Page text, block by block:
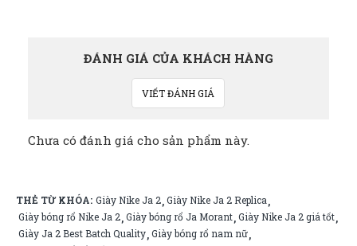
ĐÁNH GIÁ CỦA KHÁCH HÀNG
VIẾT ĐÁNH GIÁ
Chưa có đánh giá cho sản phẩm này.
THẺ TỪ KHÓA: Giày Nike Ja 2,Giày Nike Ja 2 Replica,
Giày bóng rổ Nike Ja 2,Giày bóng rổ Ja Morant,Giày Nike Ja 2 giá tốt,
Giày Ja 2 Best Batch Quality,Giày bóng rổ nam nữ,